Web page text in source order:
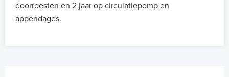
doorroesten en 2 jaar op circulatiepomp en
appendages.